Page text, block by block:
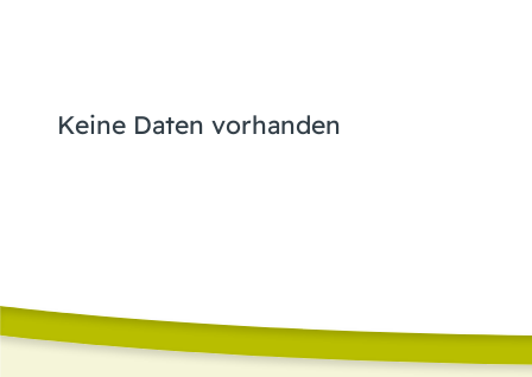
Keine Daten vorhanden